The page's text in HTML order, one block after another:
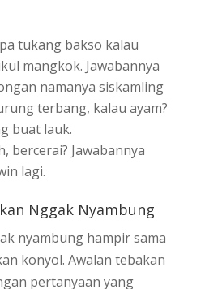
tukang bakso kalau
mangkok. Jawabannya
namanya siskamling
terbang, kalau ayam?
buat lauk.
bercerai? Jawabannya
lagi.
Nggak Nyambung
nyambung hampir sama
konyol. Awalan tebakan
pertanyaan yang